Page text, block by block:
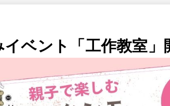
ベント「工作教室」